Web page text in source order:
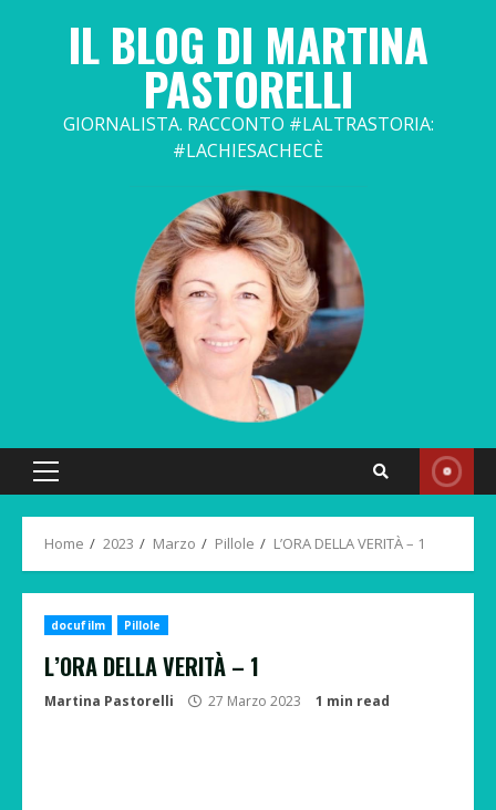
IL BLOG DI MARTINA
PASTORELLI
GIORNALISTA. RACCONTO #LALTRASTORIA:
#LACHIESACHECÈ
Primary
Home 2023 Marzo Pillole L’ORA DELLA VERITÀ – 1
docufilm Pillole
L’ORA DELLA VERITÀ – 1
Martina Pastorelli 27 Marzo 2023 1 min read